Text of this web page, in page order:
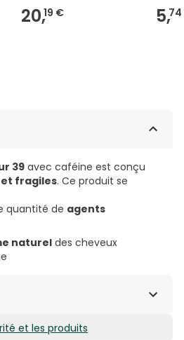
20,19 € 5,
39 avec caféine est conçu
fragiles. Ce produit se
quantité de agents
naturel des cheveux
et les produits